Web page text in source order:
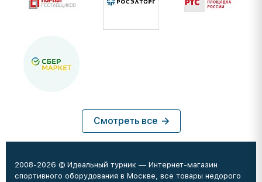
Смотреть все
2008-2026 © Идеальный турник — Интернет-магазин
спортивного оборудования в Москве, все товары недорого